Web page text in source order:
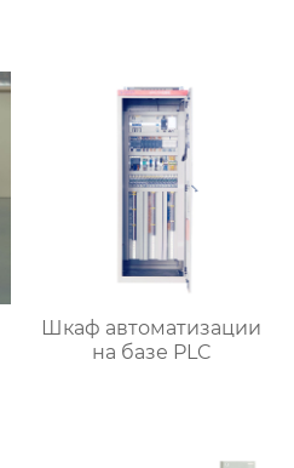
Шкаф автоматизации
на базе PLC